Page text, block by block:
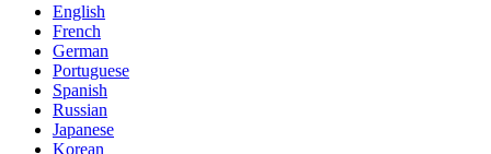
English
French
German
Portuguese
Spanish
Russian
Japanese
Korean